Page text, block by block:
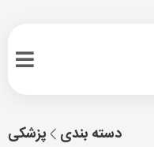
پزشکی دسته بندی